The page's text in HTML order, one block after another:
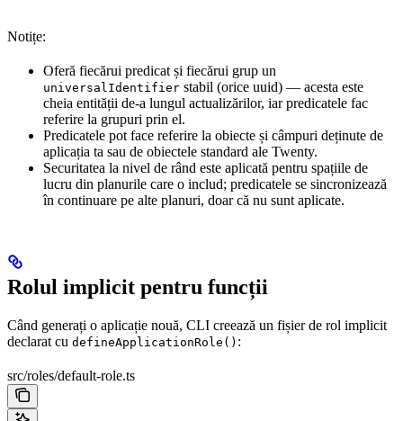
Notițe:
Oferă fiecărui predicat și fiecărui grup un
universalIdentifier stabil (orice uuid) — acesta este
cheia entității de-a lungul actualizărilor, iar predicatele fac
referire la grupuri prin el.
Predicatele pot face referire la obiecte și câmpuri deținute de
aplicația ta sau de obiectele standard ale Twenty.
Securitatea la nivel de rând este aplicată pentru spațiile de
lucru din planurile care o includ; predicatele se sincronizează
în continuare pe alte planuri, doar că nu sunt aplicate.
Rolul implicit pentru funcții
Când generați o aplicație nouă, CLI creează un fișier de rol implicit
declarat cu defineApplicationRole() :
src/roles/default-role.ts